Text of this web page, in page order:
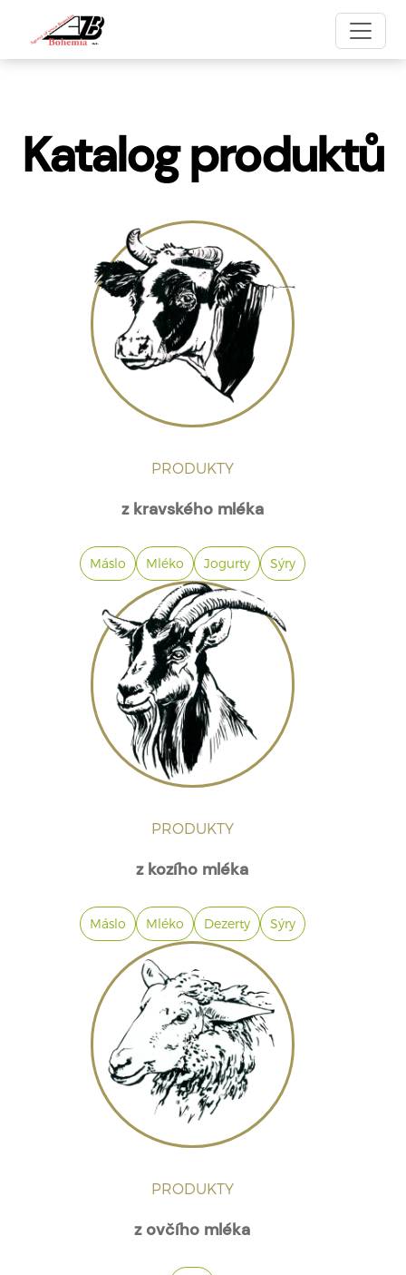
Katalog produktů
PRODUKTY
z kravského mléka
Máslo Mléko Jogurty Sýry
PRODUKTY
z kozího mléka
Máslo Mléko Dezerty Sýry
PRODUKTY
z ovčího mléka